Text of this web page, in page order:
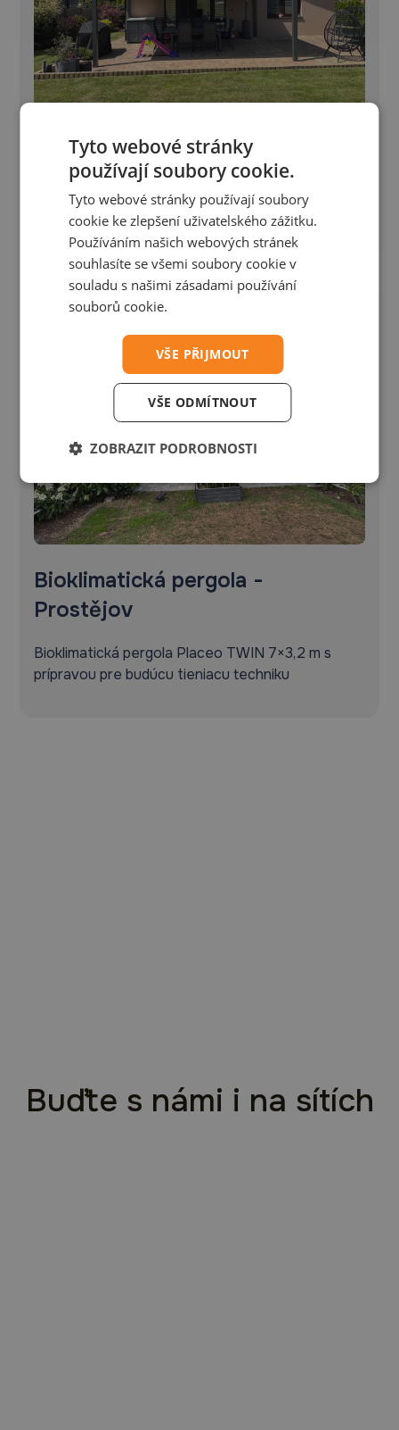
Bioklimatická pergola - Petřvald
Bioklimatická pergola Placeo 6,1×4,5 m s prípravou
pre Winterpacket
Bioklimatická pergola -
Prostějov
Bioklimatická pergola Placeo TWIN 7×3,2 m s
prípravou pre budúcu tieniacu techniku
Buďte s námi i na sítích
Tyto webové stránky
používají soubory cookie.
Tyto webové stránky používají soubory
cookie ke zlepšení uživatelského zážitku.
Používáním našich webových stránek
souhlasíte se všemi soubory cookie v
souladu s našimi zásadami používání
souborů cookie.
VŠE PŘIJMOUT
VŠE ODMÍTNOUT
ZOBRAZIT PODROBNOSTI